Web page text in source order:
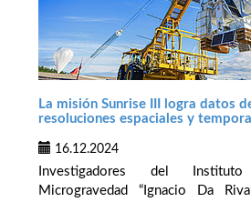
La misión Sunrise III logra datos
resoluciones espaciales y
16.12.2024
Investigadores del
Microgravedad “Ignacio Da